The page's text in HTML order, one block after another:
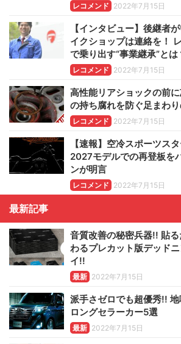
レコメンド 2022年7月15日
【インタビュー】後継者
イクショップは連絡を！
で乗り出す“事業継承”とは
レコメンド 2022年7月15日
高性能リアショックの前
の持ち腐れを防ぐ足まわ
レコメンド 2022年7月15日
【速報】空冷スポーツス
2027モデルでの再登板を
ンが明言
レコメンド 2022年7月15日
最新記事
音質改善の秘密兵器!! 貼
わるプレカット版デッド
イ!!
最新 2022年7月15日
派手さゼロでも超優秀!!
ロングセラーカー5選
最新 2022年7月15日